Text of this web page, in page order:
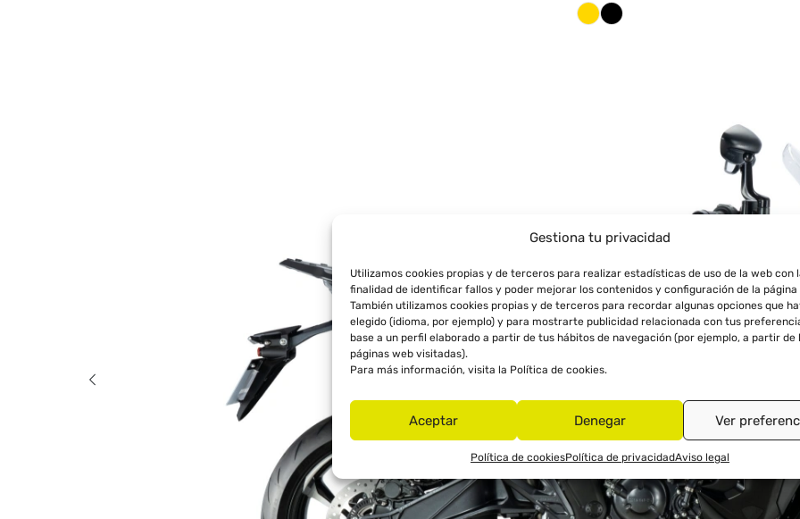
Gestiona tu privacidad
Utilizamos cookies propias y de terceros para realizar estadísticas de uso de la web con
finalidad de identificar fallos y poder mejorar los contenidos y configuración de la página
También utilizamos cookies propias y de terceros para recordar algunas opciones que
elegido (idioma, por ejemplo) y para mostrarte publicidad relacionada con tus
base a un perfil elaborado a partir de tus hábitos de navegación (por ejemplo, a partir de
páginas web visitadas).
Para más información, visita la Política de cookies.
Aceptar Denegar Ver
Política de cookiesPolítica de privacidadAviso legal